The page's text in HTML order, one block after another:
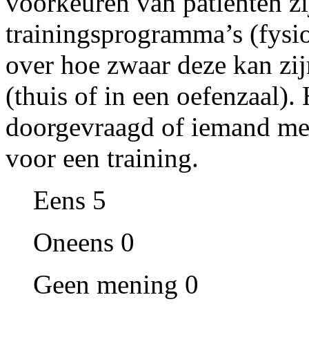
trainingsprogramma’s
over hoe zwaar deze kan
(thuis of in een
doorgevraagd of iemand
voor een training.
Eens 5
Oneens 0
Geen mening 0